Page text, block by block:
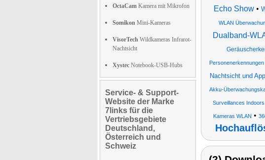
OctaCam Kamera mit Mikrofon
Somikon Mini-Kameras
VisorTech Wildkameras Infrarot-
Nachtsicht
Xystec Notebook-USB-Hubs
Service- & Support-
Website der Marke
7links für die
Vertriebsgebiete
Deutschland,
Österreich und
Schweiz
Echo Show•
WLAN
Dualband-
Nachtsicht und App
Akku-
Surveillances
Kameras WLAN •